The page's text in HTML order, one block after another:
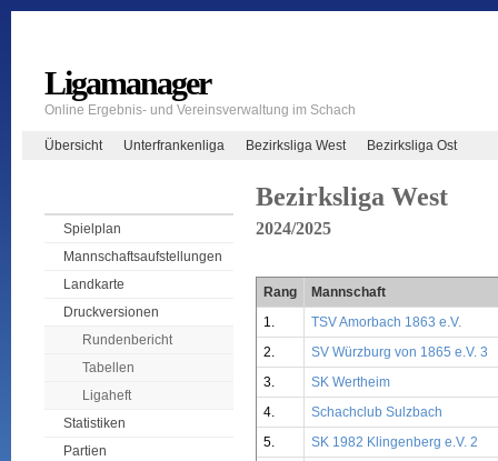
Ligamanager
Online Ergebnis- und Vereinsverwaltung im Schach
Übersicht Unterfrankenliga Bezirksliga West Bezirksliga Ost
Spielplan
Mannschaftsaufstellungen
Landkarte
Druckversionen
Rundenbericht
Tabellen
Ligaheft
Statistiken
Partien
Bezirksliga West
2024/2025
Rang
Mannschaft
1.
TSV Amorbach 1863 e.V.
2.
SV Würzburg von 1865 e.V. 3
3.
SK Wertheim
4.
Schachclub Sulzbach
5.
SK 1982 Klingenberg e.V. 2